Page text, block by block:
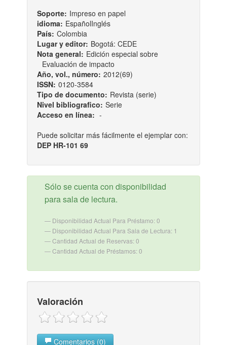
Soporte: Impreso en papel
idioma: EspañolInglés
País: Colombia
Lugar y editor: Bogotá: CEDE
Nota general: Edición especial sobre
Evaluación de impacto
Año, vol., número: 2012(69)
ISSN: 0120-3584
Tipo de documento: Revista (serie)
Nivel bibliografico: Serie
Acceso en línea: -
Puede solicitar más fácilmente el ejemplar con:
DEP HR-101 69
Sólo se cuenta con disponibilidad
para sala de lectura.
Disponibilidad Actual Para Préstamo: 0
Disponibilidad Actual Para Sala de Lectura: 1
Cantidad Actual de Reservas: 0
Cantidad Actual de Préstamos: 0
Valoración
Comentarios (0)